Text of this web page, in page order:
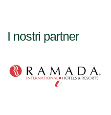
I nostri partner